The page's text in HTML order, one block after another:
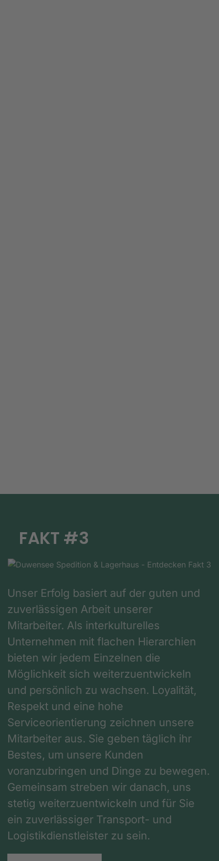
FAKT #3
Unser Erfolg basiert auf der guten und
zuverlässigen Arbeit unserer
Mitarbeiter. Als interkulturelles
Unternehmen mit flachen Hierarchien
bieten wir jedem Einzelnen die
Möglichkeit sich weiterzuentwickeln
und persönlich zu wachsen. Loyalität,
Respekt und eine hohe
Serviceorientierung zeichnen unsere
Mitarbeiter aus. Sie geben täglich ihr
Bestes, um unsere Kunden
voranzubringen und Dinge zu bewegen.
Gemeinsam streben wir danach, uns
stetig weiterzuentwickeln und für Sie
ein zuverlässiger Transport- und
Logistikdienstleister zu sein.